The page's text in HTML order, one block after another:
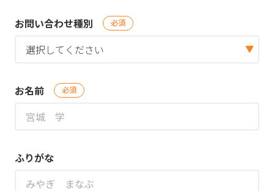
お問い合わせ種別 必須
お名前 必須
ふりがな